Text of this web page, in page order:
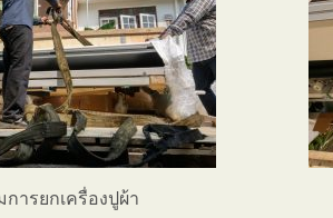
การยกเครื่องปูผ้า